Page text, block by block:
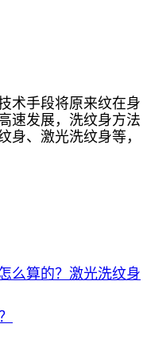
术手段将原来纹在身
速发展，洗纹身方法
身、激光洗纹身等，
么算的？激光洗纹身